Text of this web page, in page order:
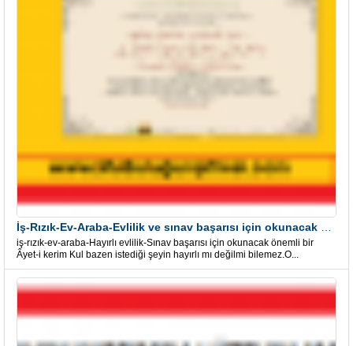
iş-rızık-ev-araba-Hayırlı evlilik-Sınav başarısı için okunacak önemli bir
Âyet-i kerim Kul bazen istediği şeyin hayırlı mı değilmi bilemez.O...